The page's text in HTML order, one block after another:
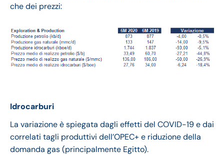
che dei prezzi:
Idrocarburi
La variazione è spiegata dagli effetti del COVID-19 e dai
correlati tagli produttivi dell’OPEC+ e riduzione della
domanda gas (principalmente Egitto).